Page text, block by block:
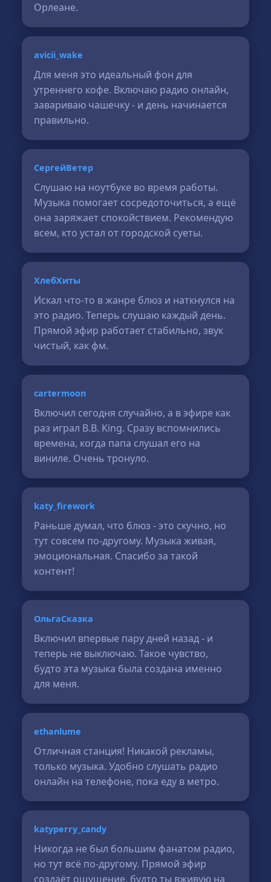
Орлеане.
avicii_wake
Для меня это идеальный фон для
утреннего кофе. Включаю радио онлайн,
завариваю чашечку - и день начинается
правильно.
СергейВетер
Слушаю на ноутбуке во время работы.
Музыка помогает сосредоточиться, а ещё
она заряжает спокойствием. Рекомендую
всем, кто устал от городской суеты.
ХлебХиты
Искал что-то в жанре блюз и наткнулся на
это радио. Теперь слушаю каждый день.
Прямой эфир работает стабильно, звук
чистый, как фм.
cartermoon
Включил сегодня случайно, а в эфире как
раз играл B.B. King. Сразу вспомнились
времена, когда папа слушал его на
виниле. Очень тронуло.
katy_firework
Раньше думал, что блюз - это скучно, но
тут совсем по-другому. Музыка живая,
эмоциональная. Спасибо за такой
контент!
ОльгаСказка
Включил впервые пару дней назад - и
теперь не выключаю. Такое чувство,
будто эта музыка была создана именно
для меня.
ethanlume
Отличная станция! Никакой рекламы,
только музыка. Удобно слушать радио
онлайн на телефоне, пока еду в метро.
katyperry_candy
Никогда не был большим фанатом радио,
но тут всё по-другому. Прямой эфир
создаёт ощущение, будто ты вживую на